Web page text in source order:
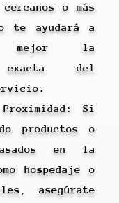
o más
te ayudará a
mejor la
exacta del
Si
productos o
en la
hospedaje o
asegúrate